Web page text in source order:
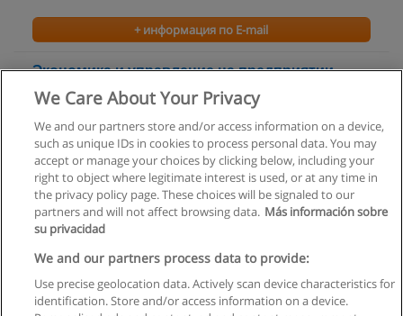
+ информация по E-mail
Экономика и управление на предприятии
(информационные технологии и связь)
Кузбасский институт экономики и права
+ информация по E-mail
Правила пользования
Конфиденциальность информации
We Care About Your Privacy
We and our partners store and/or access information on a device,
such as unique IDs in cookies to process personal data. You may
accept or manage your choices by clicking below, including your
right to object where legitimate interest is used, or at any time in
the privacy policy page. These choices will be signaled to our
partners and will not affect browsing data. Más información sobre
su privacidad
We and our partners process data to provide:
Use precise geolocation data. Actively scan device characteristics for
identification. Store and/or access information on a device.